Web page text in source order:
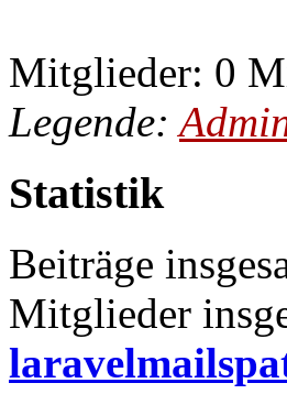
Mitglieder: 0
Legende:
Statistik
Beiträge
Mitglieder